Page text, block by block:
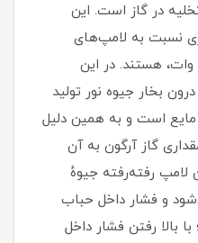
در گاز است. این
نسبت به لامپ‌های
۶۵ لومن بر وات، هستند. در این
بخار جیوه نور تولید
است و به همین دلیل
گاز آرگون به آن
رفته‌رفته جیوهٔ
و فشار داخل حباب
بالا رفتن فشار داخل